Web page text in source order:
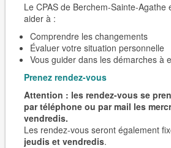
Le CPAS de Berchem-Sainte-Agathe
aider à :
Comprendre les changements
Évaluer votre situation personnelle
Vous guider dans les démarches à
Prenez rendez-vous
Attention : les rendez-vous se
par téléphone ou par mail les
vendredis.
Les rendez-vous seront également
jeudis et vendredis.